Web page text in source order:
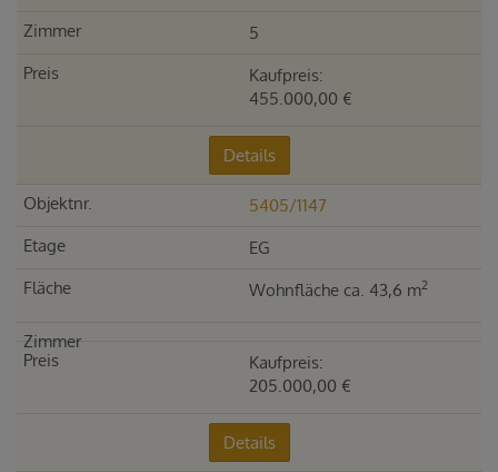
5
Kaufpreis:
455.000,00 €
Details
5405/1147
EG
Wohnfläche ca. 43,6 m2
Kaufpreis:
205.000,00 €
Details